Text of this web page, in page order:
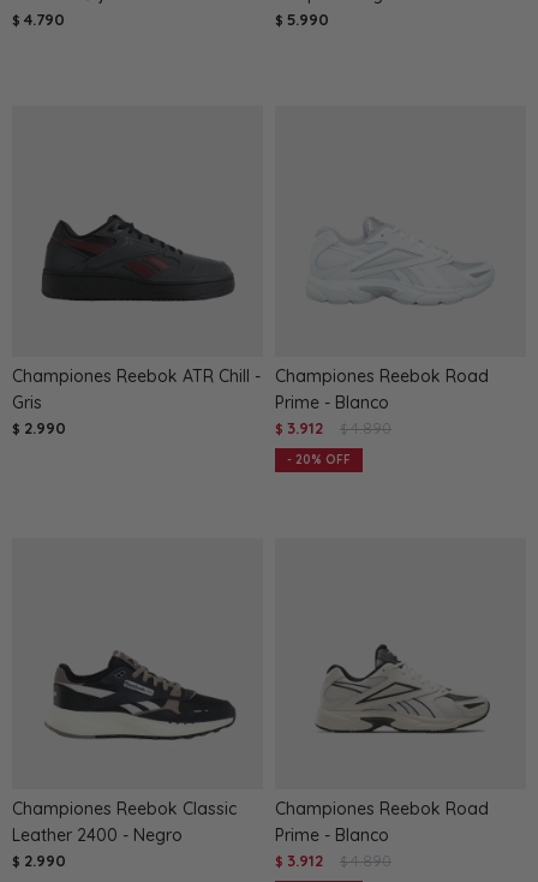
$ 4.790 $ 5.990
Championes Reebok ATR Chill -
Gris
$ 2.990
Championes Reebok Road
Prime - Blanco
$ 3.912 $ 4.890
20
Championes Reebok Classic
Leather 2400 - Negro
$ 2.990
Championes Reebok Road
Prime - Blanco
$ 3.912 $ 4.890